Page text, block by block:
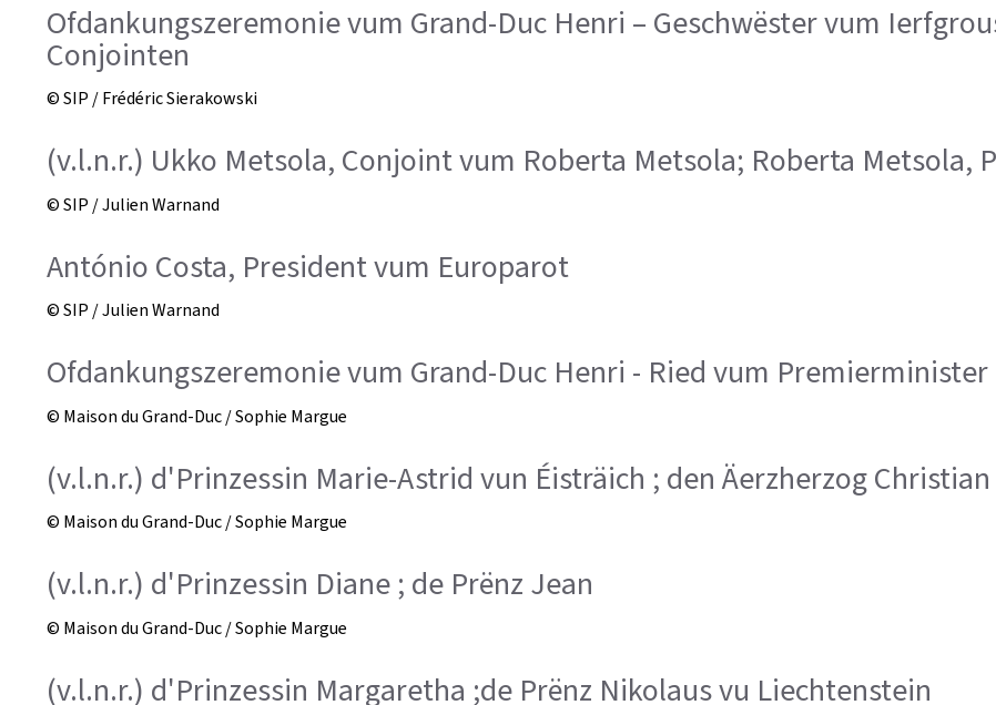
Ofdankungszeremonie vum Grand-Duc Henri – Geschwëster vum
Conjointen
© SIP / Frédéric Sierakowski
(v.l.n.r.) Ukko Metsola, Conjoint vum Roberta Metsola; Roberta
© SIP / Julien Warnand
António Costa, President vum Europarot
© SIP / Julien Warnand
Ofdankungszeremonie vum Grand-Duc Henri - Ried vum Premierminister
© Maison du Grand-Duc / Sophie Margue
(v.l.n.r.) d'Prinzessin Marie-Astrid vun Éisträich ; den Äerzherzog
© Maison du Grand-Duc / Sophie Margue
(v.l.n.r.) d'Prinzessin Diane ; de Prënz Jean
© Maison du Grand-Duc / Sophie Margue
(v.l.n.r.) d'Prinzessin Margaretha ;de Prënz Nikolaus vu Liechtenstein